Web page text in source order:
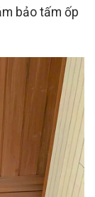
bảo tấm ốp